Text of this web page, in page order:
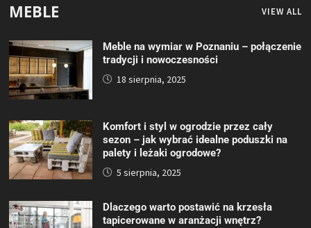
MEBLE VIEW ALL
Meble na wymiar w Poznaniu – połączenie
tradycji i nowoczesności
18 sierpnia, 2025
Komfort i styl w ogrodzie przez cały
sezon – jak wybrać idealne poduszki na
palety i leżaki ogrodowe?
5 sierpnia, 2025
Dlaczego warto postawić na krzesła
tapicerowane w aranżacji wnętrz?